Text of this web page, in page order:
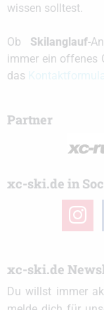
wissen solltest.
Ob Skilanglauf-
immer ein offenes
das
Partner
xc-ski.de in
xc-ski.de
Du willst immer